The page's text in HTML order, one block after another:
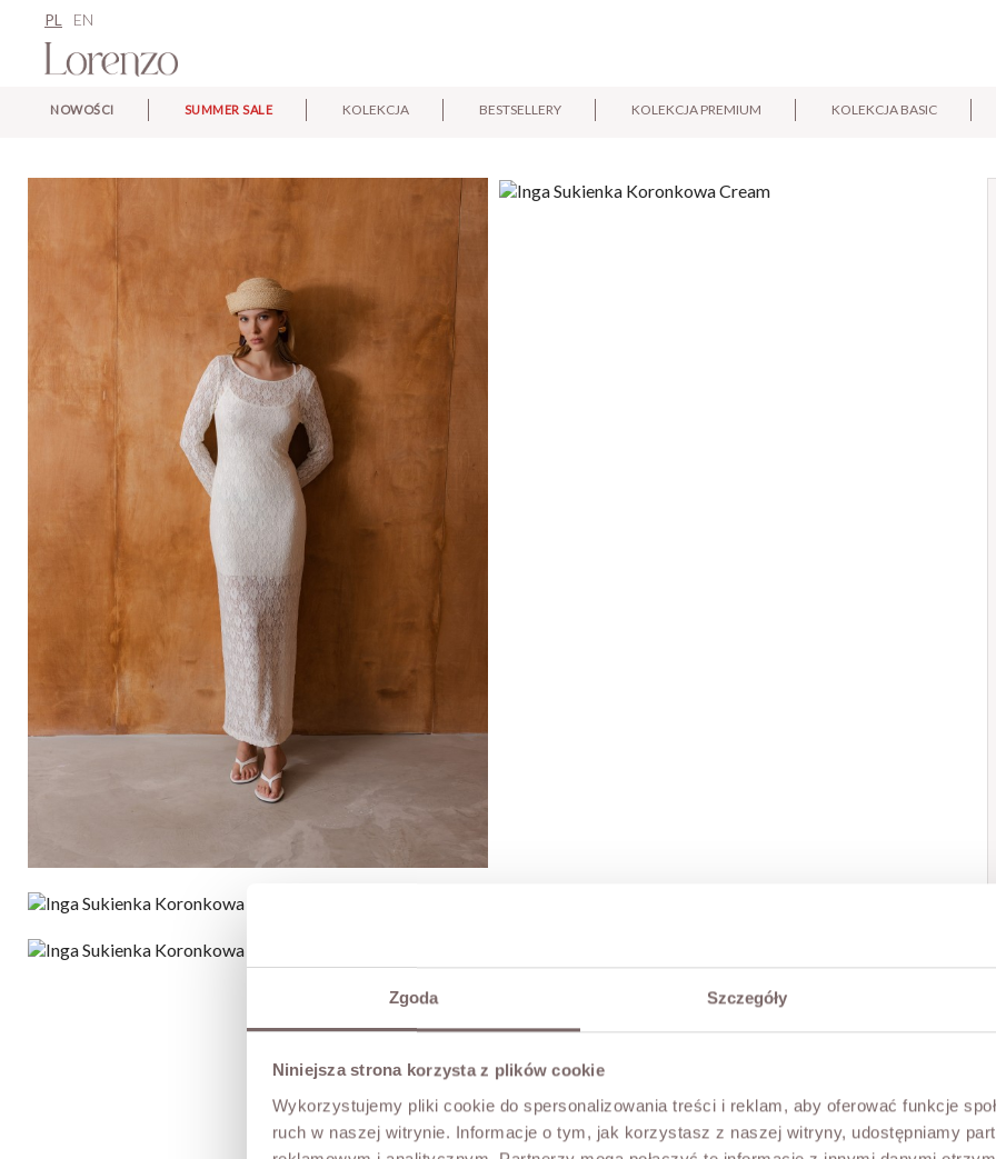
Zgoda Szczegóły
Niniejsza strona korzysta z plików cookie
Wykorzystujemy pliki cookie do spersonalizowania treści i reklam, aby oferować funkcje
ruch w naszej witrynie. Informacje o tym, jak korzystasz z naszej witryny, udostępniamy
PL EN
NOWOŚCI SUMMER SALE KOLEKCJA BESTSELLERY KOLEKCJA PREMIUM KOLEKCJA BASIC